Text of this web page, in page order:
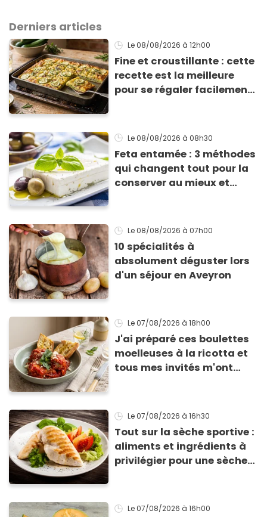
Derniers articles
Le 08/08/2026 à 12h00
Fine et croustillante : cette
recette est la meilleure
pour se régaler facilement
Le 08/08/2026 à 08h30
Feta entamée : 3 méthodes
qui changent tout pour la
conserver au mieux et
Le 08/08/2026 à 07h00
10 spécialités à
absolument déguster lors
d'un séjour en Aveyron
Le 07/08/2026 à 18h00
J'ai préparé ces boulettes
moelleuses à la ricotta et
tous mes invités m'ont
Le 07/08/2026 à 16h30
Tout sur la sèche sportive :
aliments et ingrédients à
privilégier pour une sèche
Le 07/08/2026 à 16h00